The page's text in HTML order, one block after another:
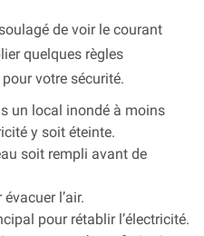
de voir le courant
quelques règles
votre sécurité.
un local inondé à moins
y soit éteinte.
soit rempli avant de
l’air.
pour rétablir l’électricité.